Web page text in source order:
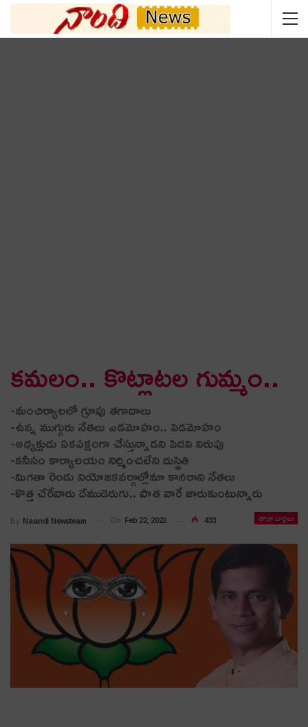
క‌మ‌లం.. కొట్లాట‌ల‌ గుమ్మం..
-మంచిర్యాల‌లో గ్రూపు త‌గాదాలు
-ఉన్న ముగ్గురు నేత‌లు ఎడ‌మోహం.. పెడ‌మోహం
-అధ్య‌క్షుడు ఏక‌ప‌క్షంగా చేస్తున్నాడ‌ని పెద‌వి విరుపు
-క‌నీసం కార్యాల‌యం నిర్మించ‌లేని దుస్థితి
-మిగ‌తా రెండు నియోజ‌క‌వ‌ర్గాల్లోనూ కాన‌రాని నేత‌లు
-కొత్త చేరేవారు దేముడెరుగు.. పాత వారే జారుకుంటున్నారు
తాజా వార్తలు
By Naandi Newsteam On Feb 22, 2022 433